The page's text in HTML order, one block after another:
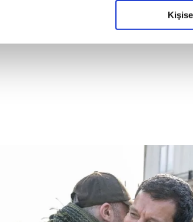
Çerez Bilgilendirme Metnimiziziyaret
Verilerin Korunması Kanunu uyarınca
olarak kullanılan çerezlerle ilgili bilgi almak